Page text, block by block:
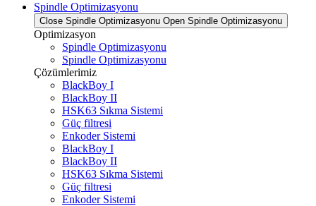
Spindle Optimizasyonu
Close Spindle Optimizasyonu Open Spindle Optimizasyonu
Optimizasyon
Spindle Optimizasyonu
Spindle Optimizasyonu
Çözümlerimiz
BlackBoy I
BlackBoy II
HSK63 Sıkma Sistemi
Güç filtresi
Enkoder Sistemi
BlackBoy I
BlackBoy II
HSK63 Sıkma Sistemi
Güç filtresi
Enkoder Sistemi